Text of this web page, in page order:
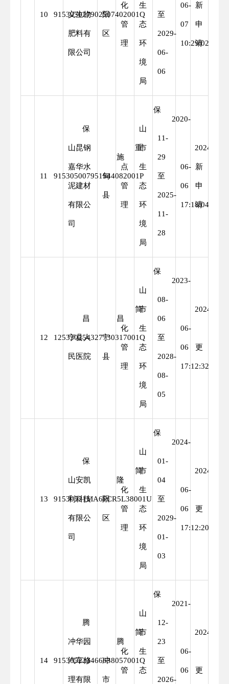
10 915305027902507402001Q
义生物
肥料有
限公司
阳
区
化
管
理
生
态
环
境
局
至
2029-
06-
06
06-
07
10:29:02
新
申
请
11 915305007951544082001P
保
山昆钢
嘉华水
泥建材
有限公
司
施
甸
县
重
点
管
理
保
山
市
生
态
环
境
局
2020-
11-
29
至
2025-
11-
28
2024-
06-
06
17:18:04
新
申
请
12 125330254327730317001Q
昌
宁县人
民医院
昌
宁
县
简
化
管
理
保
山
市
生
态
环
境
局
2023-
08-
06
至
2028-
08-
05
2024-
06-
06
17:12:32
更
13 91530521MA6PCR5L38001U
保
山安凯
利科技
有限公
司
隆
阳
区
简
化
管
理
保
山
市
生
态
环
境
局
2024-
01-
04
至
2029-
01-
03
2024-
06-
06
17:12:20
更
14 915305223466638057001Q
腾
冲华园
汽车修
理有限
腾
冲
市
简
化
管
保
山
市
生
态
2021-
12-
23
至
2026-
2024-
06-
06 更